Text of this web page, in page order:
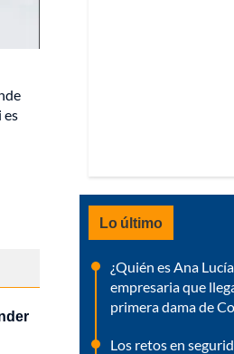
es
Lo último
¿Quién es Ana
empresaria que
primera dama de
Los retos en